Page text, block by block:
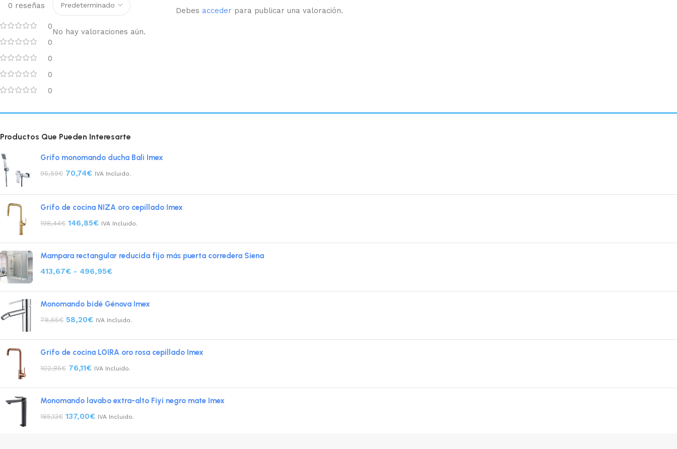
0 reseñas
0
0
0
0
0
No hay valoraciones aún.
Debes acceder para publicar una valoración.
Productos Que Pueden Interesarte
Grifo monomando ducha Bali Imex
95,59€ 70,74€ IVA Incluido.
Grifo de cocina NIZA oro cepillado Imex
198,44€ 146,85€ IVA Incluido.
Mampara rectangular reducida fijo más puerta corredera Siena
413,67€ - 496,95€
Monomando bidé Génova Imex
78,65€ 58,20€ IVA Incluido.
Grifo de cocina LOIRA oro rosa cepillado Imex
102,85€ 76,11€ IVA Incluido.
Monomando lavabo extra-alto Fiyi negro mate Imex
185,13€ 137,00€ IVA Incluido.